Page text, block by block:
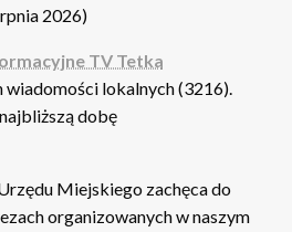
2026)
TV Tetka
wiadomości lokalnych (3216).
dobę
Miejskiego zachęca do
organizowanych w naszym